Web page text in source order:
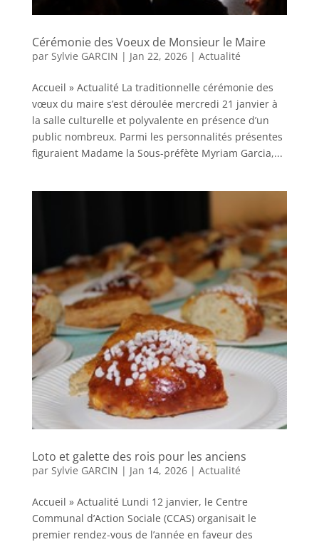
Cérémonie des Voeux de Monsieur le Maire
par Sylvie GARCIN | Jan 22, 2026| Actualité
Accueil » Actualité La traditionnelle cérémonie des
vœux du maire s’est déroulée mercredi 21 janvier à
la salle culturelle et polyvalente en présence d’un
public nombreux. Parmi les personnalités présentes
figuraient Madame la Sous-préfète Myriam Garcia,...
Loto et galette des rois pour les anciens
par Sylvie GARCIN | Jan 14, 2026| Actualité
Accueil » Actualité Lundi 12 janvier, le Centre
Communal d’Action Sociale (CCAS) organisait le
premier rendez-vous de l’année en faveur des